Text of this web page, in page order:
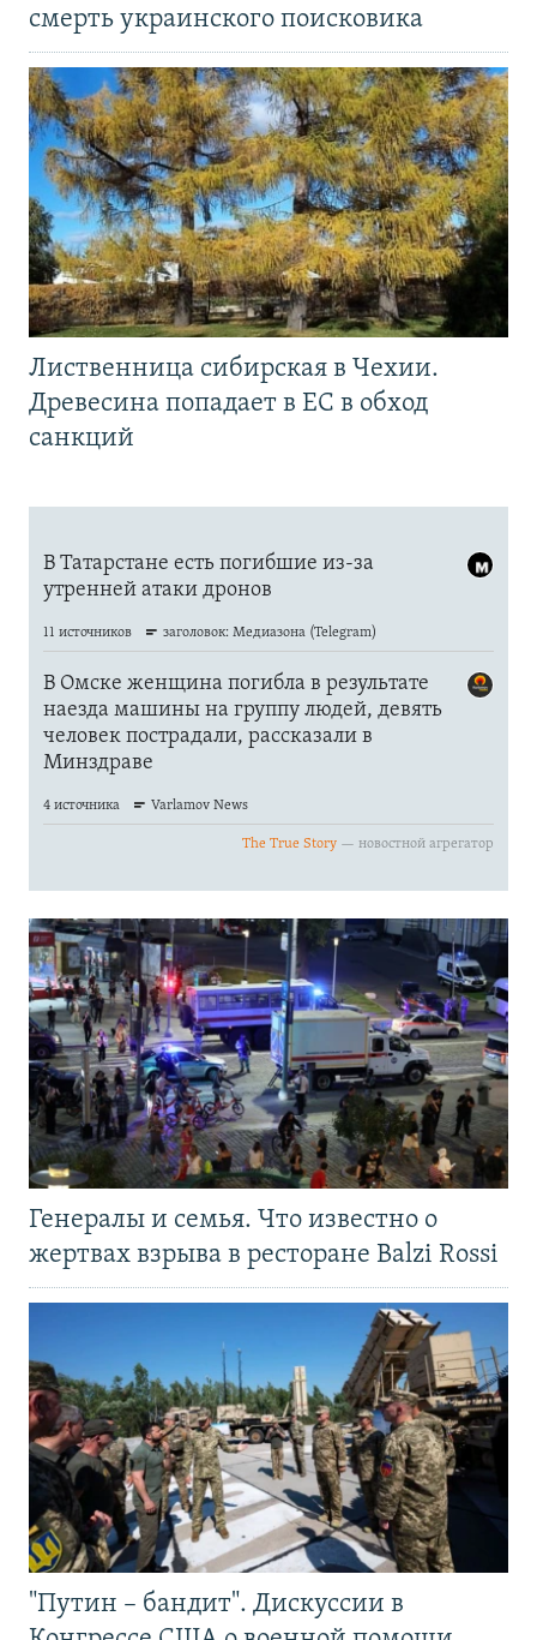
смерть украинского поисковика
Лиственница сибирская в Чехии.
Древесина попадает в ЕС в обход
санкций
Генералы и семья. Что известно о
жертвах взрыва в ресторане Balzi Rossi
"Путин – бандит". Дискуссии в